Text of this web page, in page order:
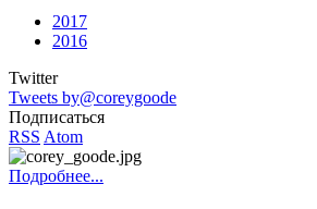
2017
2016
Twitter
Tweets by@coreygoode
Подписаться
RSS Atom
Подробнее...